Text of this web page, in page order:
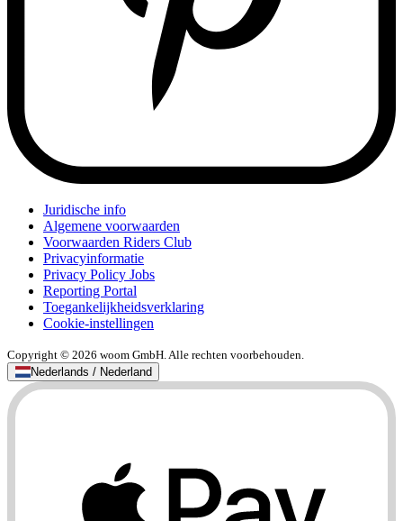
Juridische info
Algemene voorwaarden
Voorwaarden Riders Club
Privacyinformatie
Privacy Policy Jobs
Reporting Portal
Toegankelijkheidsverklaring
Cookie-instellingen
Copyright © 2026 woom GmbH. Alle rechten voorbehouden.
Nederlands / Nederland